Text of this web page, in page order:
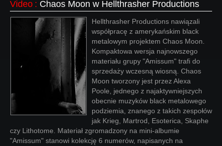
Video : Chaos Moon w Hellthrasher Productions
Hellthrasher Productions nawiązali
współpracę z amerykańskim black
metalowym projektem Chaos Moon.
Kompaktowa wersja najnowszego
materiału grupy "Amissum" trafi do
sprzedaży wczesną wiosną. Chaos
Moon tworzony jest przez Alexa
Poole, jednego z najaktywniejszych
obecnie muzyków black metalowego
podziemia, znanego z takich zespołów
jak Krieg, Martrod, Esoterica, Skaphe
czy Lithotome. Materiał zgromadzony na mini-albumie
"Amissum" stanowi kolekcję 6 numerów, napisanych na